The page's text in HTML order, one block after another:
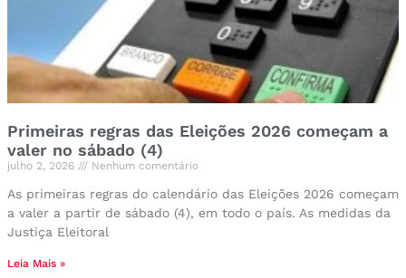
Primeiras regras das Eleições 2026 começam a
valer no sábado (4)
julho 2, 2026 Nenhum comentário
As primeiras regras do calendário das Eleições 2026 começam
a valer a partir de sábado (4), em todo o país. As medidas da
Justiça Eleitoral
Leia Mais »